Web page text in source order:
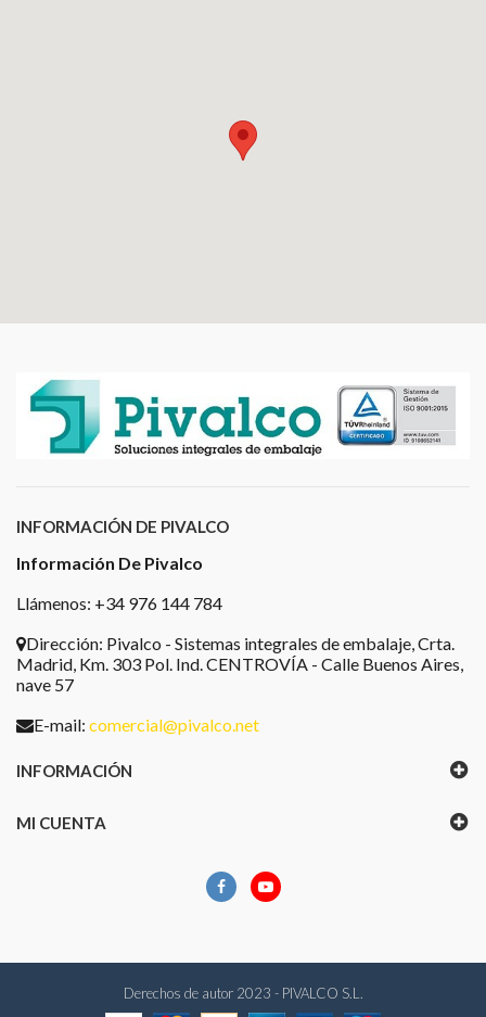
INFORMACIÓN DE PIVALCO
Información De Pivalco
Llámenos: +34 976 144 784
Dirección: Pivalco - Sistemas integrales de embalaje, Crta.
Madrid, Km. 303 Pol. Ind. CENTROVÍA - Calle Buenos Aires,
nave 57
E-mail: comercial@pivalco.net
INFORMACIÓN
MI CUENTA
Derechos de autor 2023 - PIVALCO S.L.